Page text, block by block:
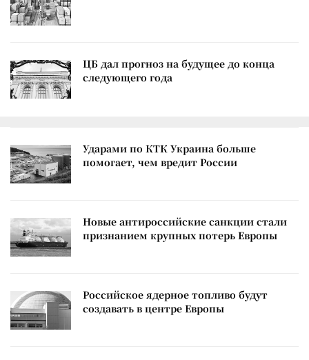
ЦБ дал прогноз на будущее до конца
следующего года
Ударами по КТК Украина больше
помогает, чем вредит России
Новые антироссийские санкции стали
признанием крупных потерь Европы
Российское ядерное топливо будут
создавать в центре Европы